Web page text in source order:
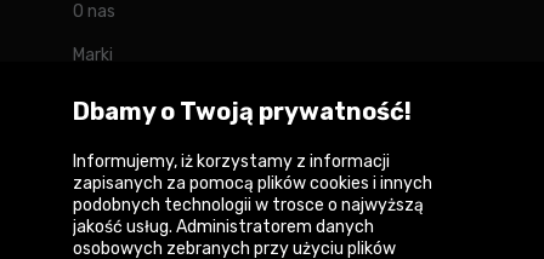
O nas
Marki
Kontakt
Forum
Dbamy o Twoją prywatność!
Informujemy, iż korzystamy z informacji
zapisanych za pomocą plików cookies i innych
podobnych technologii w trosce o najwyższą
jakość usług. Administratorem danych
osobowych zebranych przy użyciu plików